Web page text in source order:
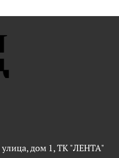
дом 1, ТК "ЛЕНТА"